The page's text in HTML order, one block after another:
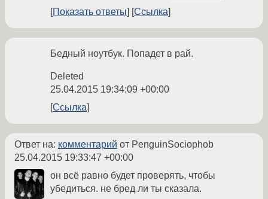
Показать ответы Ссылка
Бедный ноутбук. Попадет в рай.
Deleted
25.04.2015 19:34:09 +00:00
Ссылка
Ответ на: комментарий от PenguinSociophob
25.04.2015 19:33:47 +00:00
он всё равно будет проверять, чтобы
убедиться. не бред ли ты сказала.